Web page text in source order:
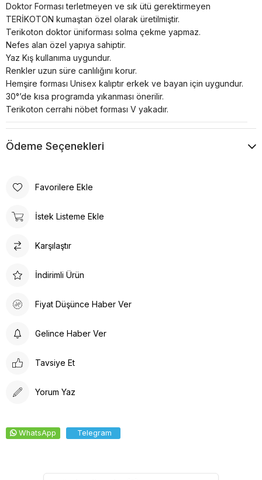
Doktor Forması terletmeyen ve sık ütü gerektirmeyen
TERİKOTON kumaştan özel olarak üretilmiştir.
Terikoton doktor üniforması solma çekme yapmaz.
Nefes alan özel yapıya sahiptir.
Yaz Kış kullanıma uygundur.
Renkler uzun süre canlılığını korur.
Hemşire forması Unisex kalıptır erkek ve bayan için uygundur.
30°’de kısa programda yıkanması önerilir.
Terikoton cerrahi nöbet forması V yakadır.
Ödeme Seçenekleri
Favorilere Ekle
İstek Listeme Ekle
Karşılaştır
İndirimli Ürün
Fiyat Düşünce Haber Ver
Gelince Haber Ver
Tavsiye Et
Yorum Yaz
WhatsApp Telegram